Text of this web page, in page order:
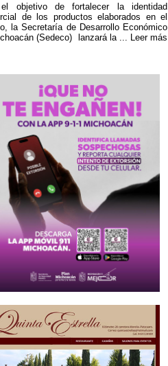
objetivo de fortalecer la identidad
de los productos elaborados en el
la Secretaría de Desarrollo Económico
(Sedeco) lanzará la ... Leer más